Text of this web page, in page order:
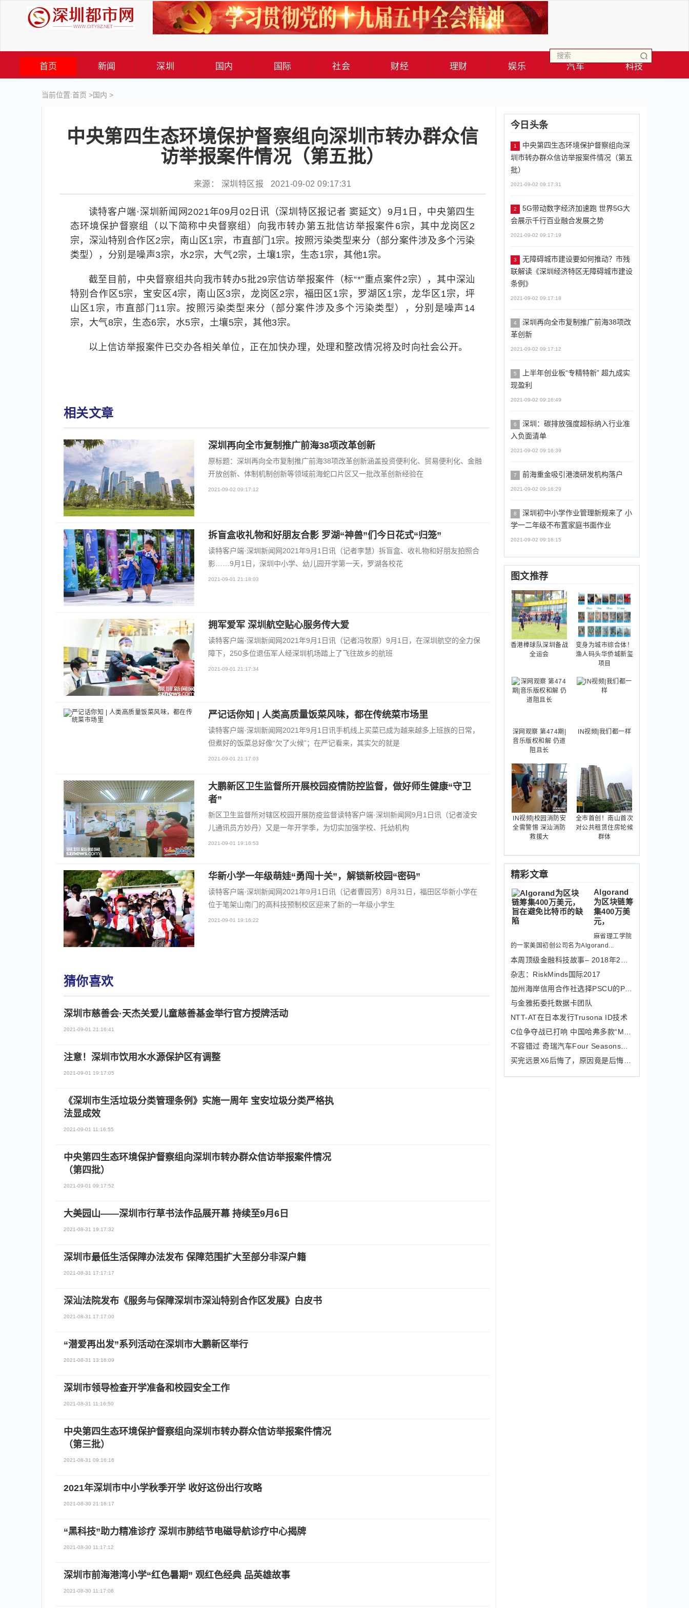
首页 新闻 深圳 国内 国际 社会 财经 理财 娱乐 汽车 科技
当前位置:首页 >国内 >
中央第四生态环境保护督察组向深圳市转办群众信
访举报案件情况（第五批）
来源： 深圳特区报 2021-09-02 09:17:31
读特客户端·深圳新闻网2021年09月02日讯（深圳特区报记者 窦延文）9月1日，中央第四生
态环境保护督察组（以下简称中央督察组）向我市转办第五批信访举报案件6宗，其中龙岗区2
宗，深汕特别合作区2宗，南山区1宗，市直部门1宗。按照污染类型来分（部分案件涉及多个污染
类型），分别是噪声3宗，水2宗，大气2宗，土壤1宗，生态1宗，其他1宗。
截至目前，中央督察组共向我市转办5批29宗信访举报案件（标“*”重点案件2宗），其中深汕
特别合作区5宗，宝安区4宗，南山区3宗，龙岗区2宗，福田区1宗，罗湖区1宗，龙华区1宗，坪
山区1宗，市直部门11宗。按照污染类型来分（部分案件涉及多个污染类型），分别是噪声14
宗，大气8宗，生态6宗，水5宗，土壤5宗，其他3宗。
以上信访举报案件已交办各相关单位，正在加快办理，处理和整改情况将及时向社会公开。
相关文章
深圳再向全市复制推广前海38项改革创新
原标题：深圳再向全市复制推广前海38项改革创新涵盖投资便利化、贸易便利化、金融
开放创新、体制机制创新等领域前海蛇口片区又一批改革创新经验在
2021-09-02 09:17:12
拆盲盒收礼物和好朋友合影 罗湖“神兽”们今日花式“归笼”
读特客户端·深圳新闻网2021年9月1日讯（记者李慧）拆盲盒、收礼物和好朋友拍照合
影……9月1日，深圳中小学、幼儿园开学第一天，罗湖各校花
2021-09-01 21:18:03
拥军爱军 深圳航空贴心服务传大爱
读特客户端·深圳新闻网2021年9月1日讯（记者冯牧原）9月1日，在深圳航空的全力保
障下，250多位退伍军人经深圳机场踏上了飞往故乡的航班
2021-09-01 21:17:34
严记话你知 | 人类高质量饭菜风味，都在传统菜市场里
读特客户端·深圳新闻网2021年9月1日讯手机线上买菜已成为越来越多上班族的日常，
但煮好的饭菜总好像“欠了火候”；在严记看来，其实欠的就是
2021-09-01 21:17:03
大鹏新区卫生监督所开展校园疫情防控监督，做好师生健康“守卫
者”
新区卫生监督所对辖区校园开展防疫监督读特客户端·深圳新闻网9月1日讯（记者凌安
儿通讯员方妙丹）又是一年开学季，为切实加强学校、托幼机构
2021-09-01 19:16:53
华新小学一年级萌娃“勇闯十关”，解锁新校园“密码”
读特客户端·深圳新闻网2021年9月1日讯（记者曹园芳）8月31日，福田区华新小学在
位于笔架山南门的高科技预制校区迎来了新的一年级小学生
2021-09-01 19:16:22
猜你喜欢
深圳市慈善会·天杰关爱儿童慈善基金举行官方授牌活动
2021-09-01 21:16:41
注意！深圳市饮用水水源保护区有调整
2021-09-01 19:17:05
《深圳市生活垃圾分类管理条例》实施一周年 宝安垃圾分类严格执
法显成效
2021-09-01 11:16:55
中央第四生态环境保护督察组向深圳市转办群众信访举报案件情况
（第四批）
2021-09-01 09:17:52
大美园山——深圳市行草书法作品展开幕 持续至9月6日
2021-08-31 19:17:32
深圳市最低生活保障办法发布 保障范围扩大至部分非深户籍
2021-08-31 17:17:17
深汕法院发布《服务与保障深圳市深汕特别合作区发展》白皮书
2021-08-31 17:17:00
“潜爱再出发”系列活动在深圳市大鹏新区举行
2021-08-31 13:16:09
深圳市领导检查开学准备和校园安全工作
2021-08-31 11:16:50
中央第四生态环境保护督察组向深圳市转办群众信访举报案件情况
（第三批）
2021-08-31 09:16:16
2021年深圳市中小学秋季开学 收好这份出行攻略
2021-08-30 21:16:17
“黑科技”助力精准诊疗 深圳市肺结节电磁导航诊疗中心揭牌
2021-08-30 11:17:12
深圳市前海港湾小学“红色暑期” 观红色经典 品英雄故事
2021-08-30 11:17:06
今日头条
1
中央第四生态环境保护督察组向深
圳市转办群众信访举报案件情况（第五
批）
2021-09-02 09:17:31
2
5G带动数字经济加速跑 世界5G大
会展示千行百业融合发展之势
2021-09-02 09:17:19
3
无障碍城市建设要如何推动？市残
联解读《深圳经济特区无障碍城市建设
条例》
2021-09-02 09:17:18
4
深圳再向全市复制推广前海38项改
革创新
2021-09-02 09:17:12
5
上半年创业板“专精特新” 超九成实
现盈利
2021-09-02 09:16:49
6
深圳：碳排放强度超标纳入行业准
入负面清单
2021-09-02 09:16:39
7 前海重金吸引港澳研发机构落户
2021-09-02 09:16:29
8
深圳初中小学作业管理新规来了 小
学一二年级不布置家庭书面作业
2021-09-02 09:16:15
图文推荐
香港棒球队深圳备战
全运会
变身为城市综合体！
渔人码头华侨城新玺
项目
深网观察 第474期|
音乐版权和解 仍道
阻且长
IN视频|我们都一样
IN视频|校园消防安
全需警惕 深汕消防
救援大
全市首创！南山首次
对公共租赁住房轮候
群体
精彩文章
Algorand
为区块链筹
集400万美
元，
麻省理工学院
的一家美国初创公司名为Algorand...
杂志：RiskMinds国际2017
与金雅拓委托数据卡团队
NTT-AT在日本发行Trusona ID技术